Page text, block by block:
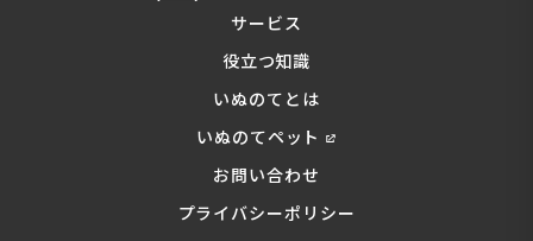
サービス
役立つ知識
いぬのてとは
いぬのてペット
お問い合わせ
プライバシーポリシー